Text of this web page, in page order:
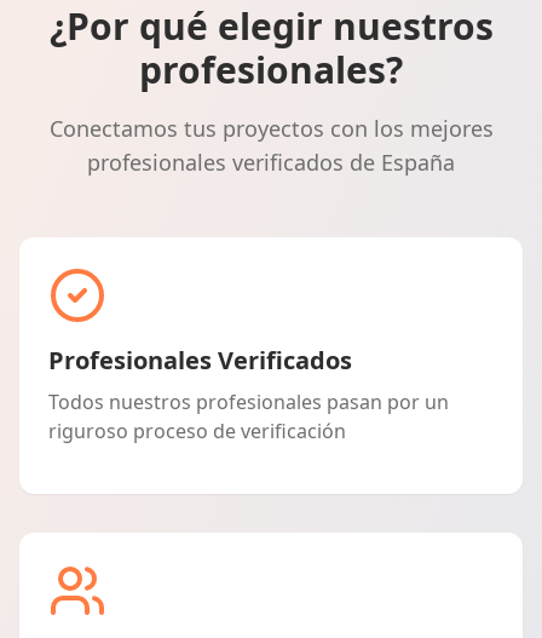
¿Por qué elegir nuestros
profesionales?
Conectamos tus proyectos con los mejores
profesionales verificados de España
Profesionales Verificados
Todos nuestros profesionales pasan por un
riguroso proceso de verificación